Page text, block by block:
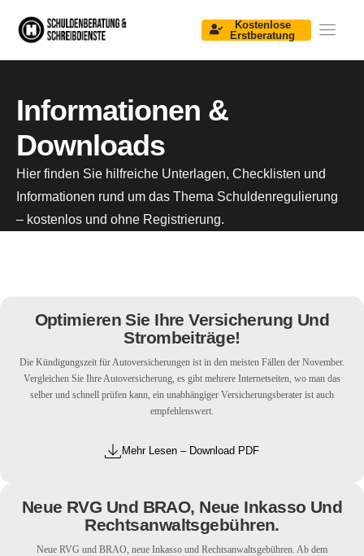
Startseite
Informationen & Downloads
Unser Team
Kostenlose
Erstberatung
Informationen &
Downloads
Hier finden Sie hilfreiche Unterlagen, Checklisten und
Informationen rund um das Thema Schuldenregulierung
– kostenlos und ohne Registrierung.
Optimieren Sie Ihre Versicherung Und
Strombeiträge!
Die Kündigungszeit für Autoversicherungen ist in den meisten Fällen der November.
Vergleichen Sie Ihre Autoversicherung, es gibt mehrere Internetseiten, wo man das
selber und schnell prüfen kann, ein unabhängiger Versicherungsberater ist auch
empfehlenswert.
Mehr Lesen – Download PDF
Neue RVG Und BRAO, Neue Inkasso Und
Rechtsanwaltsgebühren.
Neue RVG und BRAO, neue Inkasso und Rechtsanwaltsgebühren. Ab dem